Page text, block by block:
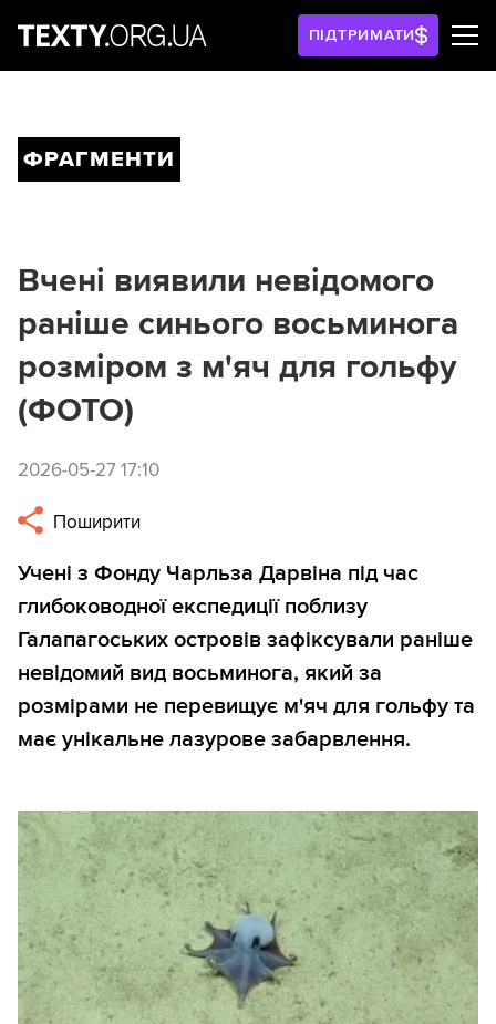
ПІДТРИМАТИ
ФРАГМЕНТИ
Вчені виявили невідомого
раніше синього восьминога
розміром з м'яч для гольфу
(ФОТО)
2026-05-27 17:10
Поширити
Учені з Фонду Чарльза Дарвіна під час
глибоководної експедиції поблизу
Галапагоських островів зафіксували раніше
невідомий вид восьминога, який за
розмірами не перевищує м'яч для гольфу та
має унікальне лазурове забарвлення.